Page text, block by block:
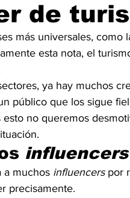
line Tecnología
Logística
de
más universales,
esta nota, el
ya hay muchos
público que los sigue
no queremos
influencers
a muchos influencers por
precisamente.